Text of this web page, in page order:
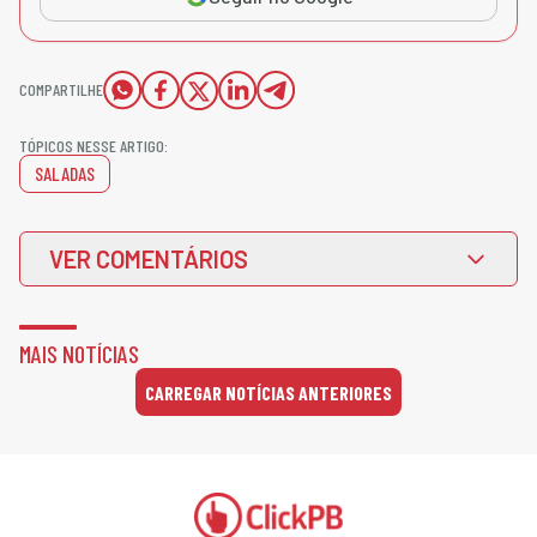
COMPARTILHE
TÓPICOS NESSE ARTIGO:
SALADAS
VER COMENTÁRIOS
MAIS NOTÍCIAS
CARREGAR NOTÍCIAS ANTERIORES